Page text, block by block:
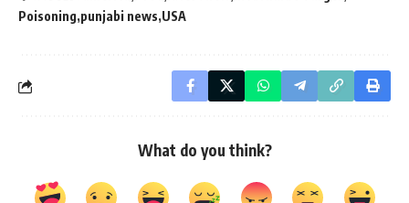
Poisoning punjabi news USA
What do you think?